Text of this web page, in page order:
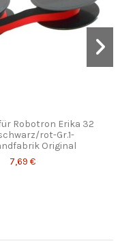
Robotron Erika 32
rot-Gr.1-
Original
7,69 €